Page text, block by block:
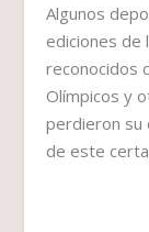
Algunos
ediciones de
reconocidos
Olímpicos y
perdieron su
de este